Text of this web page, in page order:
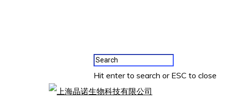
Hit enter to search or ESC to close